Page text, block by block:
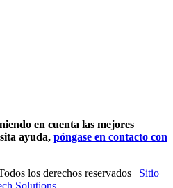
en cuenta las mejores
ayuda, póngase en contacto con
los derechos reservados | Sitio
Solutions